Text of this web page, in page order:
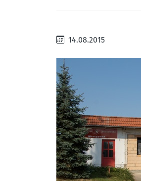
14.08.2015